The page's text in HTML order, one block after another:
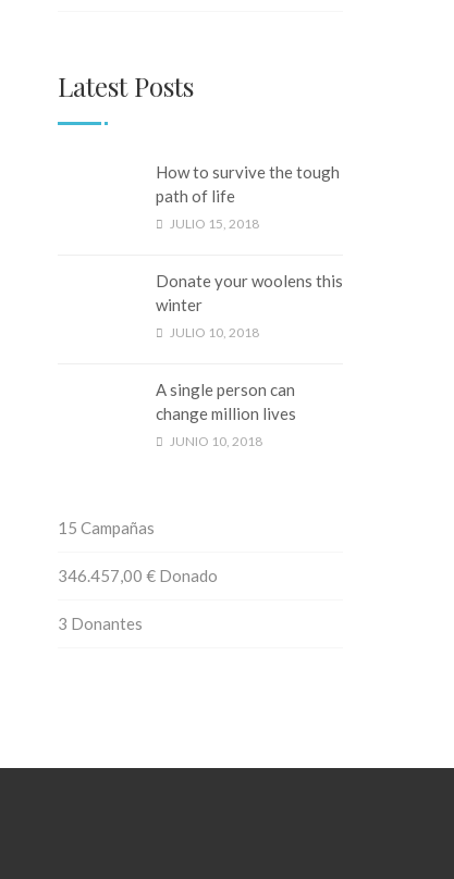
Latest Posts
How to survive the tough
path of life
JULIO 15, 2018
Donate your woolens this
winter
JULIO 10, 2018
A single person can
change million lives
JUNIO 10, 2018
15 Campañas
346.457,00 €Donado
3 Donantes